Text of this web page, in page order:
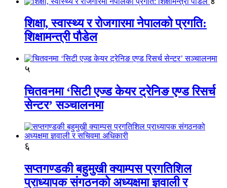
शिक्षा, स्वास्थ्य र रोजगारमा नेपालको प्रगति:
शिक्षामन्त्री पौडेल
५
चितवनमा ‘सिटी एज्ड केयर ट्रेनिङ एण्ड रिसर्च
सेन्टर’ सञ्चालनमा
६
सप्तगण्डकी बहुमुखी क्याम्पस प्रगतिशिल
प्राध्यापक संगठनको अध्यक्षमा ज्ञवाली र